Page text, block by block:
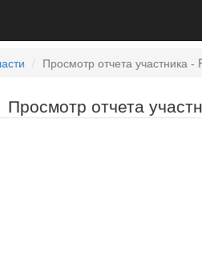
Просмотр отчета участника -
Просмотр отчета